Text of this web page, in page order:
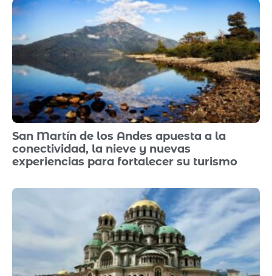
San Martín de los Andes apuesta a la
conectividad, la nieve y nuevas
experiencias para fortalecer su turismo